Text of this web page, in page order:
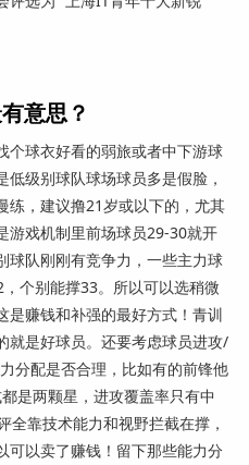
意思？
个球衣好看的弱旅或者中下游球
级别球队球场球员多是假脸，
练，建议撸21岁或以下的，尤其
游戏机制里前场球员29-30就开
球队刚刚有竞争力，一些主力球
个别能撑33。所以可以选稍微
是赚钱和补强的最好方式！青训
就是好球员。还要考虑球员进攻/
分配是否合理，比如有的前锋他
是两颗星，进攻覆盖率只有中
全靠技术能力和视野拦截在撑，
可以卖了赚钱！留下那些能力分